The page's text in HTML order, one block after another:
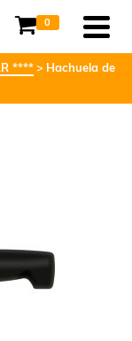
0
****
Hachuela de